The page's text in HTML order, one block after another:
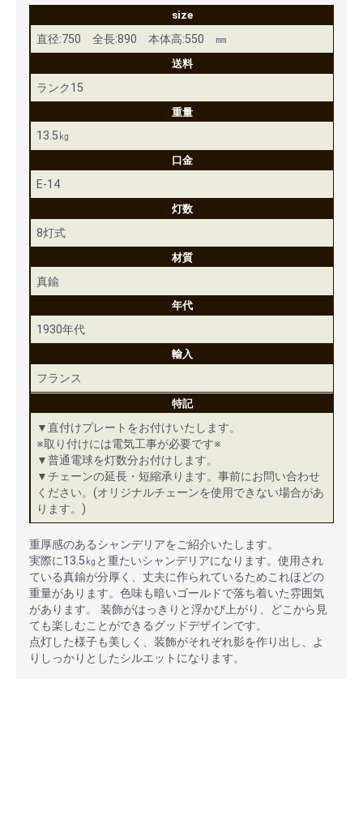
size
直径:750 全長:890 本体高:550 ㎜
送料
ランク15
重量
13.5㎏
口金
E-14
灯数
8灯式
材質
真鍮
年代
1930年代
輸入
フランス
特記
▼直付けプレートをお付けいたします。
※取り付けには電気工事が必要です※
▼普通電球を灯数分お付けします。
▼チェーンの延長・短縮承ります。事前にお問い合わせ
ください。(オリジナルチェーンを使用できない場合があ
ります。)
重厚感のあるシャンデリアをご紹介いたします。
実際に13.5㎏と重たいシャンデリアになります。使用され
ている真鍮が分厚く、丈夫に作られているためこれほどの
重量があります。色味も暗いゴールドで落ち着いた雰囲気
があります。 装飾がはっきりと浮かび上がり、どこから見
ても楽しむことができるグッドデザインです。
点灯した様子も美しく、装飾がそれぞれ影を作り出し、よ
りしっかりとしたシルエットになります。